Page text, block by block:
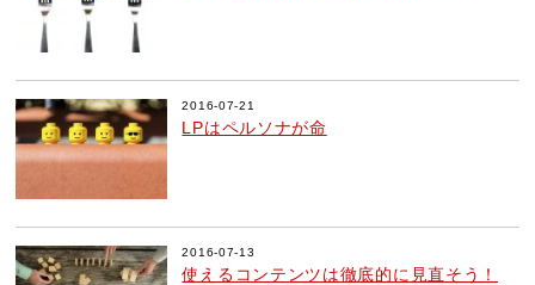
2016-07-21
LPはペルソナが命
2016-07-13
使えるコンテンツは徹底的に見直そう！